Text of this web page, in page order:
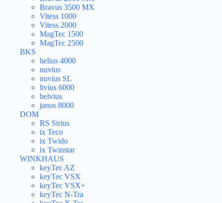
Bravus 3500 MX
Vitess 1000
Vitess 2000
MagTec 1500
MagTec 2500
BKS
helius 4000
nuvius
nuvius SL
livius 6000
belvius
janus 8000
DOM
RS Sirius
ix Teco
ix Twido
ix Twinstar
WINKHAUS
keyTec AZ
keyTec VSX
keyTec VSX+
keyTec N-Tra